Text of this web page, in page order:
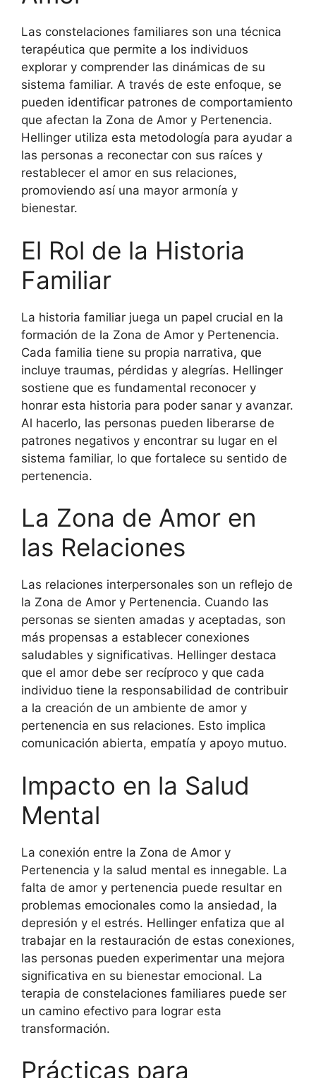
Las constelaciones familiares son una técnica
terapéutica que permite a los individuos
explorar y comprender las dinámicas de su
sistema familiar. A través de este enfoque, se
pueden identificar patrones de comportamiento
que afectan la Zona de Amor y Pertenencia.
Hellinger utiliza esta metodología para ayudar a
las personas a reconectar con sus raíces y
restablecer el amor en sus relaciones,
promoviendo así una mayor armonía y
bienestar.
El Rol de la Historia
Familiar
La historia familiar juega un papel crucial en la
formación de la Zona de Amor y Pertenencia.
Cada familia tiene su propia narrativa, que
incluye traumas, pérdidas y alegrías. Hellinger
sostiene que es fundamental reconocer y
honrar esta historia para poder sanar y avanzar.
Al hacerlo, las personas pueden liberarse de
patrones negativos y encontrar su lugar en el
sistema familiar, lo que fortalece su sentido de
pertenencia.
La Zona de Amor en
las Relaciones
Las relaciones interpersonales son un reflejo de
la Zona de Amor y Pertenencia. Cuando las
personas se sienten amadas y aceptadas, son
más propensas a establecer conexiones
saludables y significativas. Hellinger destaca
que el amor debe ser recíproco y que cada
individuo tiene la responsabilidad de contribuir
a la creación de un ambiente de amor y
pertenencia en sus relaciones. Esto implica
comunicación abierta, empatía y apoyo mutuo.
Impacto en la Salud
Mental
La conexión entre la Zona de Amor y
Pertenencia y la salud mental es innegable. La
falta de amor y pertenencia puede resultar en
problemas emocionales como la ansiedad, la
depresión y el estrés. Hellinger enfatiza que al
trabajar en la restauración de estas conexiones,
las personas pueden experimentar una mejora
significativa en su bienestar emocional. La
terapia de constelaciones familiares puede ser
un camino efectivo para lograr esta
transformación.
Prácticas para